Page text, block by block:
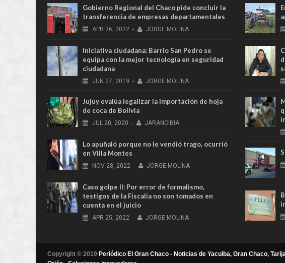
Gobierno Regional del Chaco pide concluir la
transferencia de empresas departamentales
APR 26, 2022 - JORGE MOLINA
Iniciativa ciudadana: Barrio San Pedro se
equipa con la mejor tecnología en seguridad
ciudadana
JUN 27, 2019 - JORGE MOLINA
Jujuy evalúa legalizar la importación de hoja
de coca de Bolivia
JUL 20, 2020 - JARANCIBIA
Lo apuñaló porque no le vendió trago, ocurrió
en Villa Montes
NOV 28, 2022 - JORGE MOLINA
Caso golpe II: Por error de formalismo,
testigos de la Fiscalía no son tomados en
cuenta en el juicio
APR 25, 2022 - JORGE MOLINA
Copyright © 2019 Periódico El Gran Chaco - Noticias de Yacuiba, Gran Chaco,